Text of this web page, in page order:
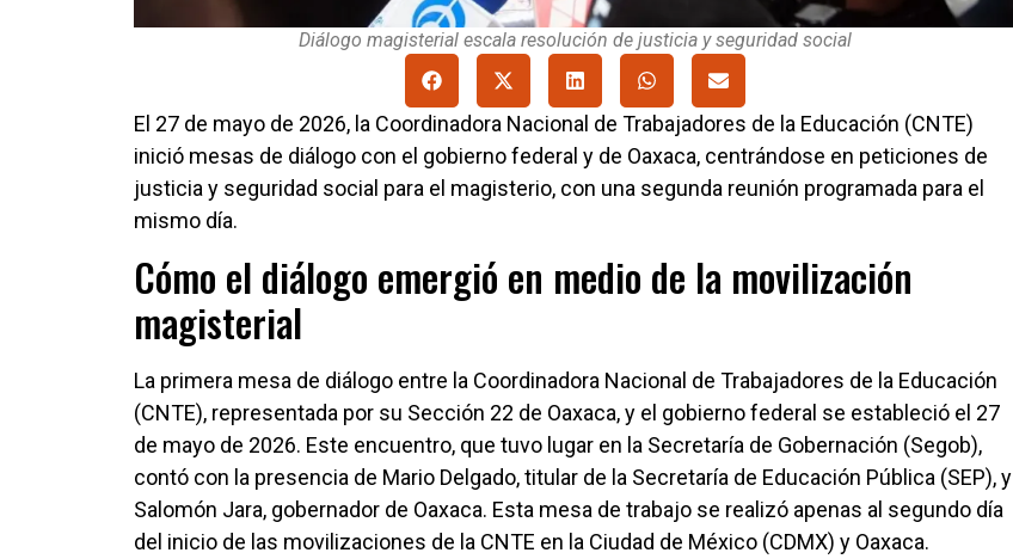
Diálogo magisterial escala resolución de justicia y seguridad social
El 27 de mayo de 2026, la Coordinadora Nacional de Trabajadores de la Educación (CNTE)
inició mesas de diálogo con el gobierno federal y de Oaxaca, centrándose en peticiones de
justicia y seguridad social para el magisterio, con una segunda reunión programada para el
mismo día.
Cómo el diálogo emergió en medio de la movilización
magisterial
La primera mesa de diálogo entre la Coordinadora Nacional de Trabajadores de la Educación
(CNTE), representada por su Sección 22 de Oaxaca, y el gobierno federal se estableció el 27
de mayo de 2026. Este encuentro, que tuvo lugar en la Secretaría de Gobernación (Segob),
contó con la presencia de Mario Delgado, titular de la Secretaría de Educación Pública (SEP), y
Salomón Jara, gobernador de Oaxaca. Esta mesa de trabajo se realizó apenas al segundo día
del inicio de las movilizaciones de la CNTE en la Ciudad de México (CDMX) y Oaxaca.